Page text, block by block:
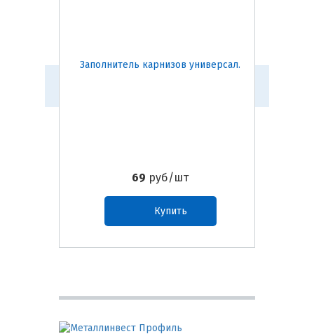
Заполнитель карнизов универсал.
69 руб/шт
Купить